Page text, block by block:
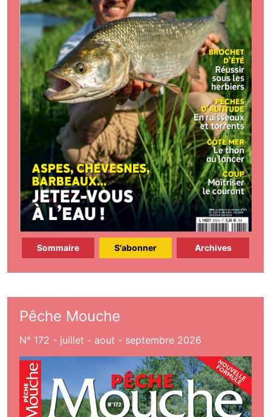
Sommaire S'abonner Archives
Pêche Mouche
N° 172 - juillet - aout - septembre 2026